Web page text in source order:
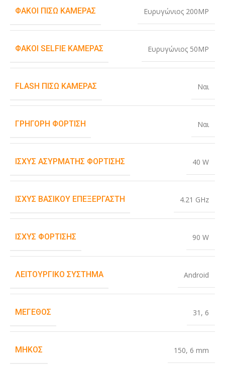
ΦΑΚΟΊ ΠΊΣΩ ΚΆΜΕΡΑΣ Ευρυγώνιος 200MP
ΦΑΚΟΊ SELFIE ΚΆΜΕΡΑΣ Ευρυγώνιος 50MP
FLASH ΠΊΣΩ ΚΆΜΕΡΑΣ Ναι
ΓΡΉΓΟΡΗ ΦΌΡΤΙΣΗ Ναι
ΙΣΧΎΣ ΑΣΎΡΜΑΤΗΣ ΦΌΡΤΙΣΗΣ 40 W
ΙΣΧΎΣ ΒΑΣΙΚΟΎ ΕΠΕΞΕΡΓΑΣΤΉ 4.21 GHz
ΙΣΧΎΣ ΦΌΡΤΙΣΗΣ 90 W
ΛΕΙΤΟΥΡΓΙΚΌ ΣΎΣΤΗΜΑ Android
ΜΈΓΕΘΟΣ 31 , 6
ΜΉΚΟΣ 150, 6 mm